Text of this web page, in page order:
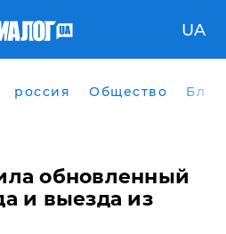
UA
россия Общество
обновленный
и выезда из